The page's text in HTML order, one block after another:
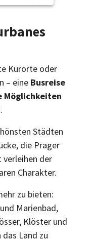
Kurorte oder
– eine Busreise
Möglichkeiten
.
Städten
die Prager
der
Charakter.
zu bieten:
Marienbad,
Klöster und
das Land zu